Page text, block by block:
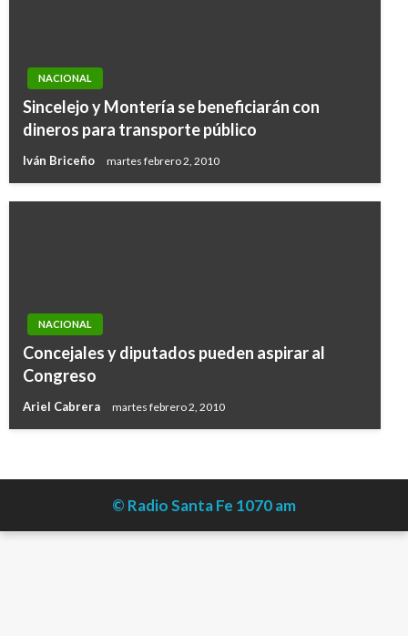
NACIONAL
Sincelejo y Montería se beneficiarán con
dineros para transporte público
Iván Briceño martes febrero 2, 2010
NACIONAL
Concejales y diputados pueden aspirar al
Congreso
Ariel Cabrera martes febrero 2, 2010
© Radio Santa Fe 1070 am